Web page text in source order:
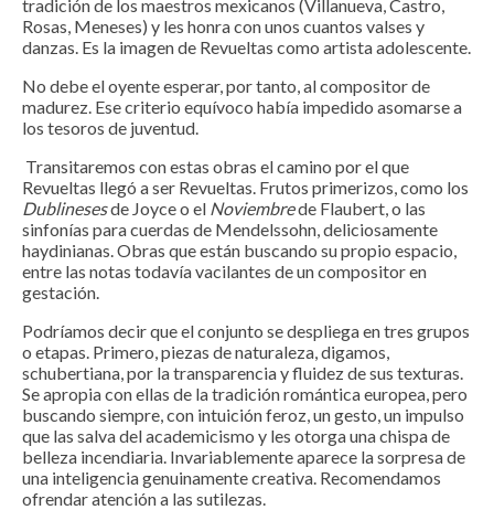
tradición de los maestros mexicanos (Villanueva, Castro,
Rosas, Meneses) y les honra con unos cuantos valses y
danzas. Es la imagen de Revueltas como artista adolescente.
No debe el oyente esperar, por tanto, al compositor de
madurez. Ese criterio equívoco había impedido asomarse a
los tesoros de juventud.
Transitaremos con estas obras el camino por el que
Revueltas llegó a ser Revueltas. Frutos primerizos, como los
Dublinesesde Joyce o el Noviembrede Flaubert, o las
sinfonías para cuerdas de Mendelssohn, deliciosamente
haydinianas. Obras que están buscando su propio espacio,
entre las notas todavía vacilantes de un compositor en
gestación.
Podríamos decir que el conjunto se despliega en tres grupos
o etapas. Primero, piezas de naturaleza, digamos,
schubertiana, por la transparencia y fluidez de sus texturas.
Se apropia con ellas de la tradición romántica europea, pero
buscando siempre, con intuición feroz, un gesto, un impulso
que las salva del academicismo y les otorga una chispa de
belleza incendiaria. Invariablemente aparece la sorpresa de
una inteligencia genuinamente creativa. Recomendamos
ofrendar atención a las sutilezas.